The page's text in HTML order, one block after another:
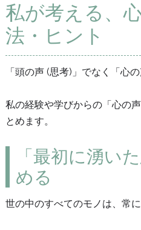
私が考える、
法・ヒント
「頭の声 (思考)」でなく「心の
私の経験や学びからの「心の
とめます。
「最初に湧い
める
世の中のすべてのモノは、常